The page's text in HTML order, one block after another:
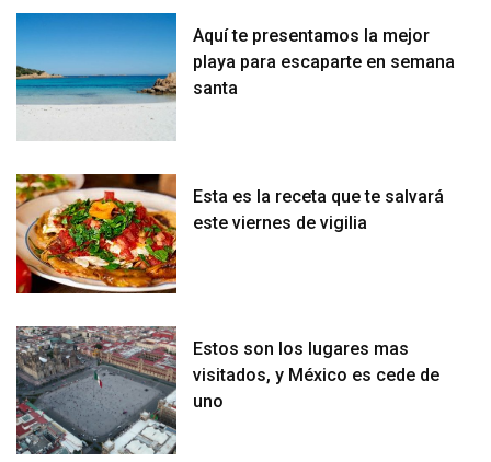
Aquí te presentamos la mejor
playa para escaparte en semana
santa
Esta es la receta que te salvará
este viernes de vigilia
Estos son los lugares mas
visitados, y México es cede de
uno